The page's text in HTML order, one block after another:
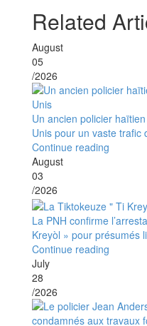
Related
August
05
/2026
Un ancien policier
Unis pour un vaste trafic
Continue reading
August
03
/2026
La PNH confirme
Kreyòl » pour présumés
Continue reading
July
28
/2026